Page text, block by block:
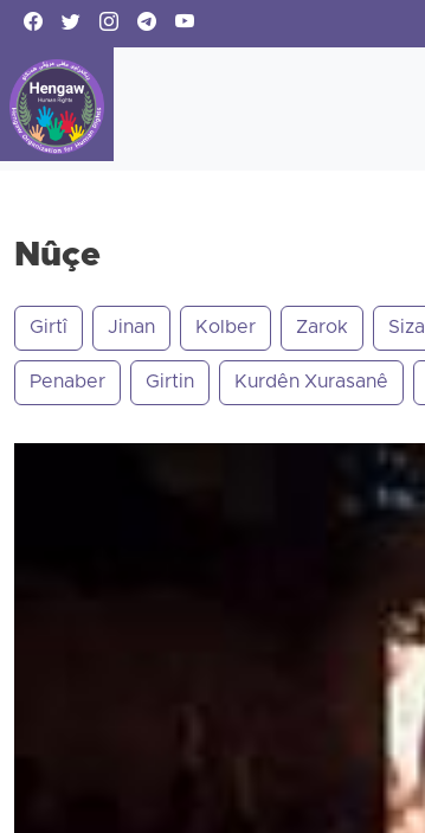
Nûçe
Girtî Jinan Kolber Zarok Siza
Penaber Girtin Kurdên Xurasanê